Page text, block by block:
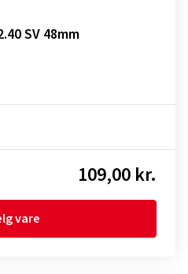
SV 48mm
109,00 kr.
vare